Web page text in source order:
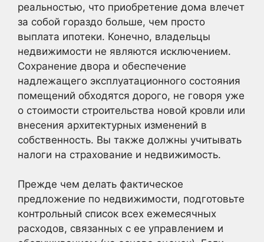
реальностью, что приобретение дома влечет
за собой гораздо больше, чем просто
выплата ипотеки. Конечно, владельцы
недвижимости не являются исключением.
Сохранение двора и обеспечение
надлежащего эксплуатационного состояния
помещений обходятся дорого, не говоря уже
о стоимости строительства новой кровли или
внесения архитектурных изменений в
собственность. Вы также должны учитывать
налоги на страхование и недвижимость.
Прежде чем делать фактическое
предложение по недвижимости, подготовьте
контрольный список всех ежемесячных
расходов, связанных с ее управлением и